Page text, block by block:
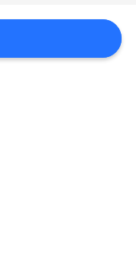
أخبار